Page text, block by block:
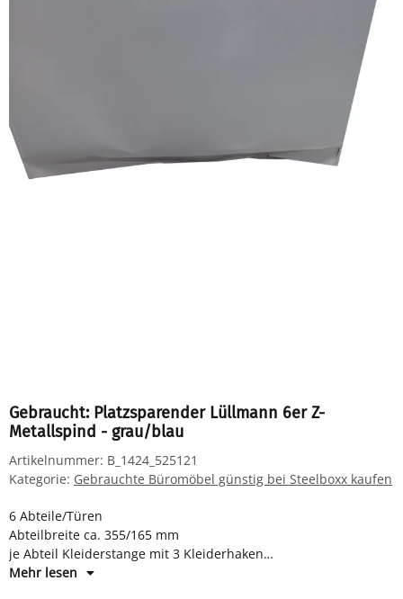
Gebraucht: Platzsparender Lüllmann 6er Z-
Metallspind - grau/blau
Artikelnummer: B_1424_525121
Kategorie: Gebrauchte Büromöbel günstig bei Steelboxx kaufen
6 Abteile/Türen
Abteilbreite ca. 355/165 mm
je Abteil Kleiderstange mit 3 Kleiderhaken
Drehriegelverschluss für Vorhangschloss
Mehr lesen